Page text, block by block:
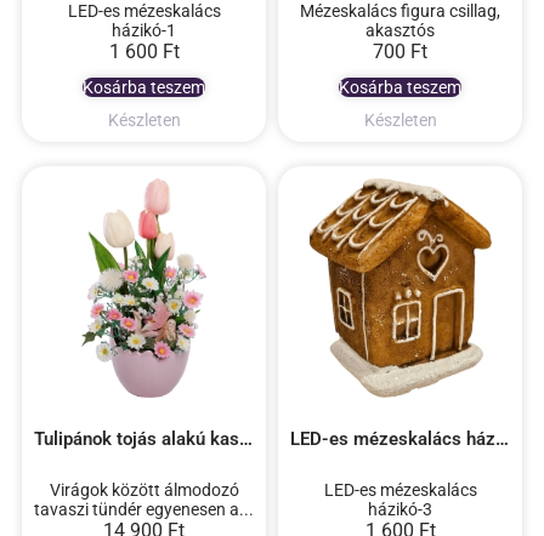
Készleten
1 600 Ft
LED-es mézeskalács
házikó-1
Kosárba teszem
Készleten
700 Ft
Mézeskalács figura csillag,
akasztós
Kosárba teszem
Tulipánok tojás alakú kaspóban tündérkével
14 900 Ft
Virágok között álmodozó
tavaszi tündér egyenesen a...
LED-es mézeskalács házikó-3 (másolat)
1 600 Ft
LED-es mézeskalács
házikó-3